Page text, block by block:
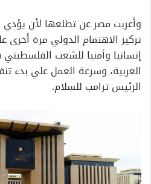
وأعربت مصر عن تطلعها لأن يؤدي
تركيز الاهتمام الدولي مرة أخرى
إنسانيا وأمنيا للشعب
الغربية، وسرعة العمل علي بدء
الرئيس ترامب للسلام.